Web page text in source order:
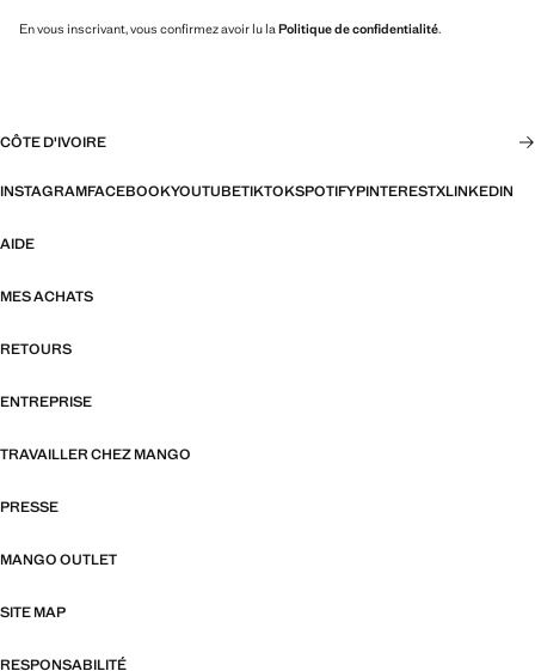
En vous inscrivant, vous confirmez avoir lu la Politique de confidentialité.
CÔTE D'IVOIRE
INSTAGRAMFACEBOOKYOUTUBETIKTOKSPOTIFYPINTERESTXLINKEDIN
AIDE
MES ACHATS
RETOURS
ENTREPRISE
TRAVAILLER CHEZ MANGO
PRESSE
MANGO OUTLET
SITE MAP
RESPONSABILITÉ